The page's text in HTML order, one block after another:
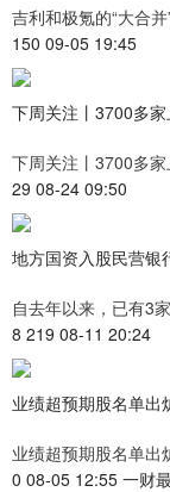
吉利和极氪的“大合
150 09-05 19:45
下周关注丨3700多
下周关注丨3700多
29 08-24 09:50
地方国资入股民营银
自去年以来，已有3
8 219 08-11 20:24
业绩超预期股名单出
业绩超预期股名单出
0 08-05 12:55 一财